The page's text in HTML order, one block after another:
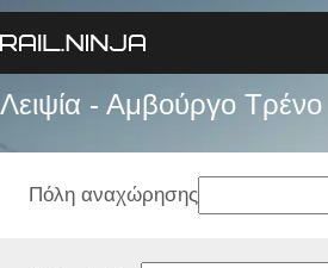
Λειψία - Αμβούργο Tρένο
Πόλη αναχώρησης